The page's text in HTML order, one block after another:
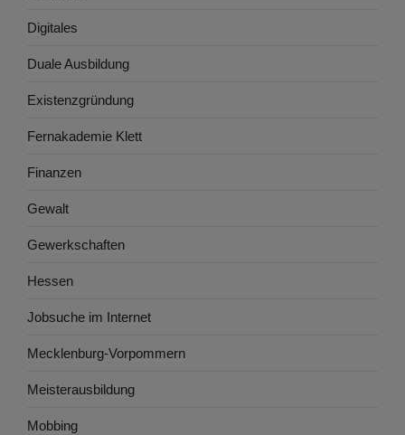
Digitales
Duale Ausbildung
Existenzgründung
Fernakademie Klett
Finanzen
Gewalt
Gewerkschaften
Hessen
Jobsuche im Internet
Mecklenburg-Vorpommern
Meisterausbildung
Mobbing